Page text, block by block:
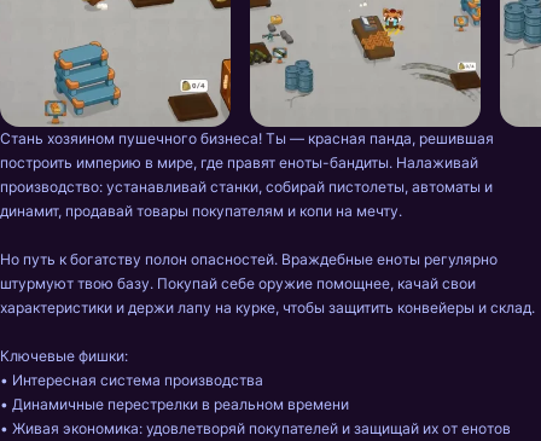
Стань хозяином пушечного бизнеса! Ты — красная панда, решившая
построить империю в мире, где правят еноты-бандиты. Налаживай
производство: устанавливай станки, собирай пистолеты, автоматы и
динамит, продавай товары покупателям и копи на мечту.
Но путь к богатству полон опасностей. Враждебные еноты регулярно
штурмуют твою базу. Покупай себе оружие помощнее, качай свои
характеристики и держи лапу на курке, чтобы защитить конвейеры и склад.
Ключевые фишки:
• Интересная система производства
• Динамичные перестрелки в реальном времени
• Живая экономика: удовлетворяй покупателей и защищай их от енотов